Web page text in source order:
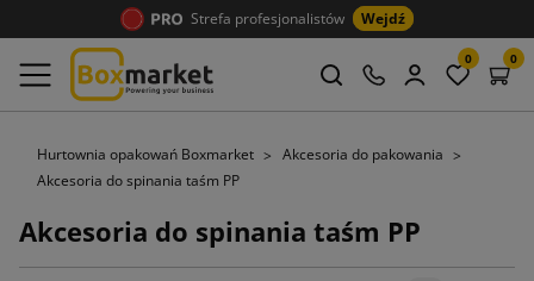
Strefa profesjonalistów Wejdź
0 0
Hurtownia opakowań Boxmarket
Akcesoria do pakowania
Akcesoria do spinania taśm PP
Akcesoria do spinania taśm PP